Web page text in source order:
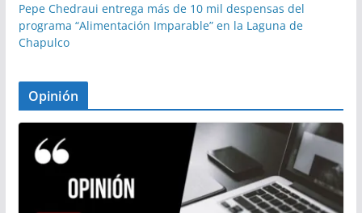
Pepe Chedraui entrega más de 10 mil despensas del
programa “Alimentación Imparable” en la Laguna de
Chapulco
Opinión